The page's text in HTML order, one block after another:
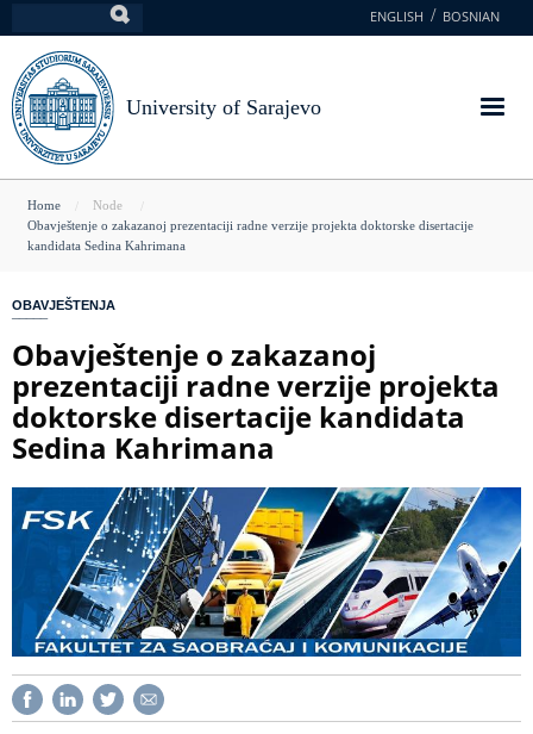
to
main
content
ENGLISH BOSNIAN
University of Sarajevo
You
are
Home
Node
Obavještenje o zakazanoj prezentaciji radne verzije projekta doktorske disertacije
kandidata Sedina Kahrimana
OBAVJEŠTENJA
Obavještenje o zakazanoj
prezentaciji radne verzije projekta
doktorske disertacije kandidata
Sedina Kahrimana